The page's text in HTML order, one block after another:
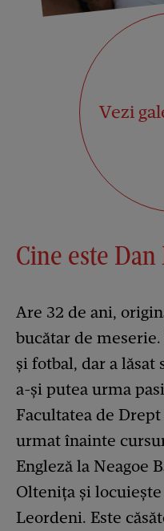
Vezi
Cine este
Are 32 de ani,
bucătar de
și fotbal, dar a
a-și putea urma
Facultatea de
urmat înainte
Engleză la Neagoe
Oltenița și
Leordeni. Este